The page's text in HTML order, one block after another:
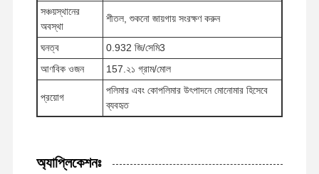
কারখানা ভ্রমণ মান নিয়ন্ত্রণ খবর সব ক্ষেত্রেই
উদ্ধৃতির জন্য
সঞ্চয়স্থানের
অবস্থা
শীতল, শুকনো জায়গায় সংরক্ষণ করুন
ঘনত্ব
0.932 জি/সেমি3
আণবিক ওজন
157.২১ গ্রাম/মোল
প্রয়োগ
পলিমার এবং কোপলিমার উৎপাদনে মোনোমার হিসেবে
ব্যবহৃত
অ্যাপ্লিকেশনঃ